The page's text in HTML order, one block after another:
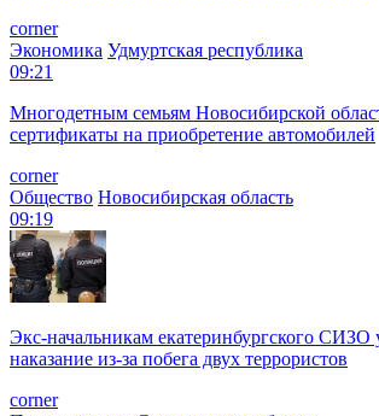
corner
Экономика Удмуртская республика
09:21
Многодетным семьям Новосибирской
сертификаты на приобретение автомобилей
corner
Общество Новосибирская область
09:19
Экс-начальникам екатеринбургского СИЗО
наказание из-за побега двух террористов
corner